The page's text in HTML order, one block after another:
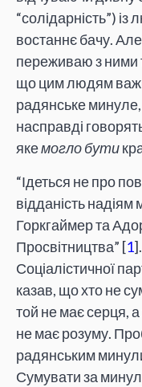
“солідарність”)
востаннє бачу. Але
переживаю з ними
що цим людям
радянське
насправді
якемогло бути
“Ідеться не про
відданість
Горкгаймер та
Просвітництва” [1
Соціалістичної
казав, що хто не
той не має серця,
не має розуму.
радянським
Сумувати за